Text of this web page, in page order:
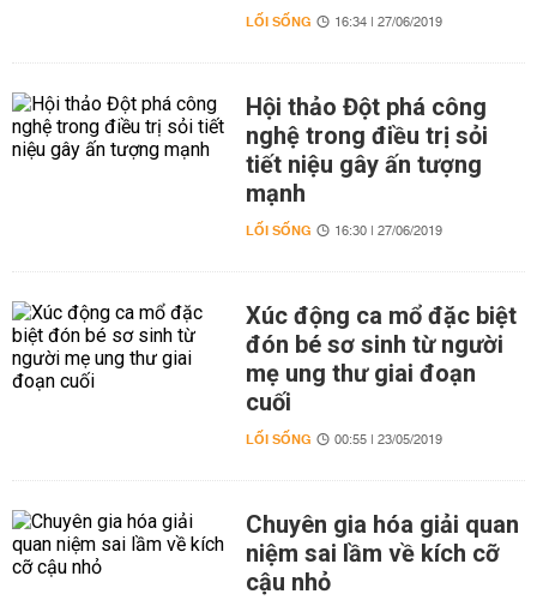
LỐI SỐNG 16:34 | 27/06/2019
Hội thảo Đột phá công
nghệ trong điều trị sỏi
tiết niệu gây ấn tượng
mạnh
LỐI SỐNG 16:30 | 27/06/2019
Xúc động ca mổ đặc biệt
đón bé sơ sinh từ người
mẹ ung thư giai đoạn
cuối
LỐI SỐNG 00:55 | 23/05/2019
Chuyên gia hóa giải quan
niệm sai lầm về kích cỡ
cậu nhỏ